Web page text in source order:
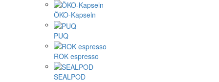
ÖKO-Kapseln
PUQ
ROK espresso
SEALPOD